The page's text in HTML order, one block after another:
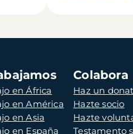
en África
en América
en Asia
en España
Colabora
Haz un
Hazte socio
Hazte
Testamento